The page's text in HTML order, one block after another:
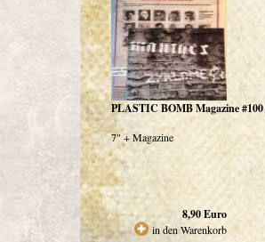
PLASTIC BOMB Magazine
7" + Magazine
8,90Euro
in den Warenkorb